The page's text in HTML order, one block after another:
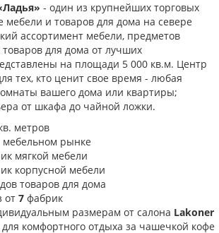
- один из крупнейших торговых
мебели и товаров для дома на севере
ассортимент мебели, предметов
для дома от лучших
на площади 5 000 кв.м. Центр
тех, кто ценит свое время - любая
вашего дома или квартиры;
от шкафа до чайной ложки.
метров
мебельном рынке
мягкой мебели
корпусной мебели
товаров для дома
от 7 фабрик
размерам от салона Lakoner
для комфортного отдыха за чашечкой кофе